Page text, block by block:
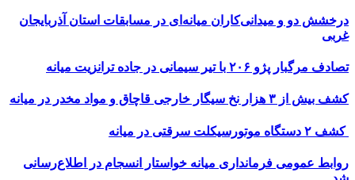
درخشش دو و میدانی‌کاران میانه‌ای در مسابقات استان آذربایجان
غربی
تصادف مرگبار پژو ۲۰۶ با تیر سیمانی در جاده ترانزیت میانه
کشف بیش از ۳ هزار نخ سیگار خارجی قاچاق و مواد مخدر در میانه
کشف ۲ دستگاه موتورسیکلت سرقتی در میانه
روابط عمومی فرمانداری میانه خواستار انسجام در اطلاع‌رسانی